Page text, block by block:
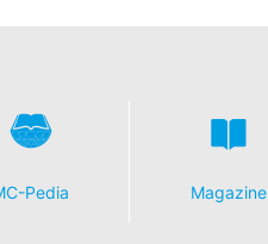
Pedia Magazine